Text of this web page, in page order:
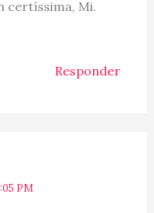
certíssima, Mi.
Responder
PM